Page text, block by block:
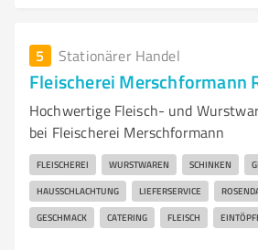
5 Stationärer Handel
Fleischerei Merschformann
Hochwertige Fleisch- und
bei Fleischerei Merschformann
FLEISCHEREI WURSTWAREN SCHINKEN
HAUSSCHLACHTUNG LIEFERSERVICE
GESCHMACK CATERING FLEISCH